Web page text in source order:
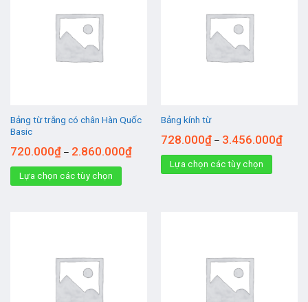
Bảng từ trắng có chân Hàn Quốc
Basic
720.000₫– 2.860.000₫
Lựa chọn các tùy chọn
Bảng kính từ
728.000₫– 3.456.000₫
Lựa chọn các tùy chọn